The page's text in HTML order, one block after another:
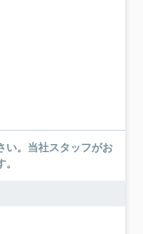
い。当社スタッフがお